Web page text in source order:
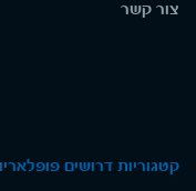
צור קשר
קטגוריות דרושים